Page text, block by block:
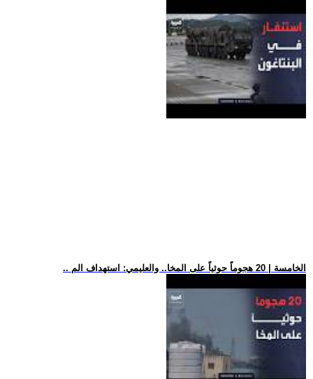
.. الخامسة | 20 هجوماً حوثياً على المخا.. والعليمي: استهداف الم